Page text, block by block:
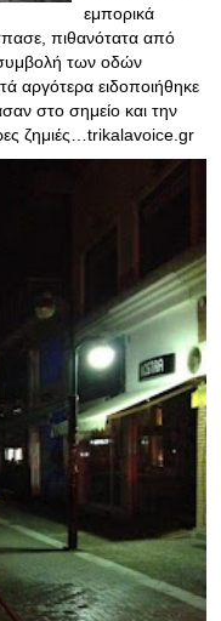
εμπορικά
πιθανότατα από
των οδών
αργότερα ειδοποιήθηκε
στο σημείο και την
ζημιές…trikalavoice.gr